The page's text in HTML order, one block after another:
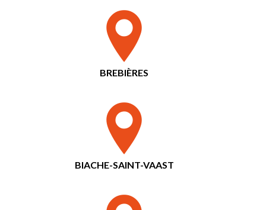
BREBIÈRES
BIACHE-SAINT-VAAST